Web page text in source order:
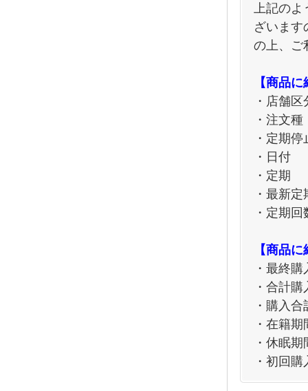
上記の
ざいます
の上、ご
【商品
・店舗区
・注文種
・定期
・日付
・定期
・最新
・定期
【商品
・最終購
・合計
・購入合
・在籍期
・休眠期
・初回購